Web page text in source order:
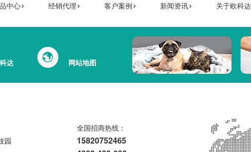
中心 经销代理 客户案例 新闻资讯 关于欧科达
达 网站地图
园
全国招商热线：
15820752465